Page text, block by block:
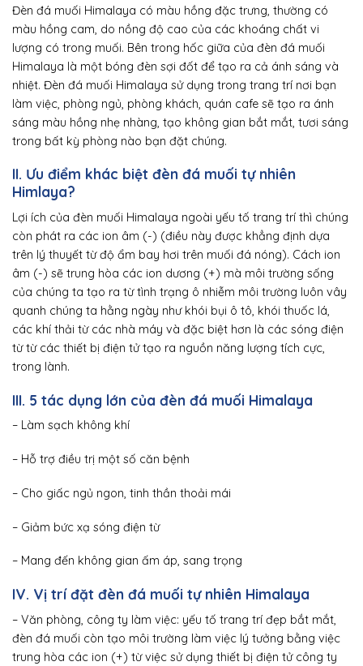
Đèn đá muối Himalaya có màu hồng đặc trưng, thường có
màu hồng cam, do nồng độ cao của các khoáng chất vi
lượng có trong muối. Bên trong hốc giữa của đèn đá muối
Himalaya là một bóng đèn sợi đốt để tạo ra cả ánh sáng và
nhiệt. Đèn đá muối Himalaya sử dụng trong trang trí nơi bạn
làm việc, phòng ngủ, phòng khách, quán cafe sẽ tạo ra ánh
sáng màu hồng nhẹ nhàng, tạo không gian bắt mắt, tươi sáng
trong bất kỳ phòng nào bạn đặt chúng.
II. Ưu điểm khác biệt đèn đá muối tự nhiên
Himlaya?
Lợi ích của đèn muối Himalaya ngoài yếu tố trang trí thì chúng
còn phát ra các ion âm (-) (điều này được khẳng định dựa
trên lý thuyết từ độ ẩm bay hơi trên muối đá nóng). Cách ion
âm (-) sẽ trung hòa các ion dương (+) mà môi trường sống
của chúng ta tạo ra từ tình trạng ô nhiễm môi trường luôn vây
quanh chúng ta hằng ngày như khói bụi ô tô, khói thuốc lá,
các khí thải từ các nhà máy và đặc biệt hơn là các sóng điện
từ từ các thiết bị điện tử tạo ra nguồn năng lượng tích cực,
trong lành.
III. 5 tác dụng lớn của đèn đá muối Himalaya
– Làm sạch không khí
– Hỗ trợ điều trị một số căn bệnh
– Cho giấc ngủ ngon, tinh thần thoải mái
– Giảm bức xạ sóng điện từ
– Mang đến không gian ấm áp, sang trọng
IV. Vị trí đặt đèn đá muối tự nhiên Himalaya
– Văn phòng, công ty làm việc: yếu tố trang trí đẹp bắt mắt,
đèn đá muối còn tạo môi trường làm việc lý tưởng bằng việc
trung hòa các ion (+) từ việc sử dụng thiết bị điện tử công ty